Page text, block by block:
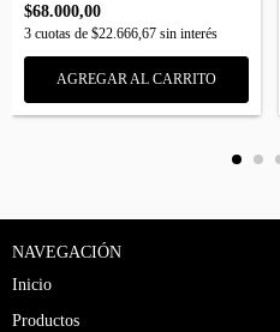
$68.000,00
3 cuotas de $22.666,67 sin interés
AGREGAR AL CARRITO
NAVEGACIÓN
Inicio
Productos